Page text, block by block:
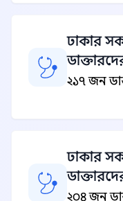
ঢাকার
২১৭ জন
ঢাকার
২০৪ জন